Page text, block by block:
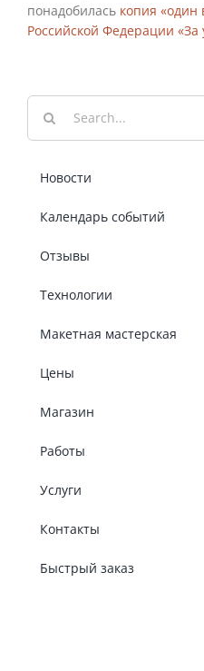
понадобилась копия «один
Российской Федерации «За
Результат
поиска:
Новости
Календарь событий
Отзывы
Технологии
Макетная мастерская
Цены
Магазин
Работы
Услуги
Контакты
Быстрый заказ